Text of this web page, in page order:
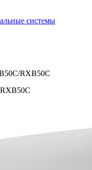
системы
RXB50C